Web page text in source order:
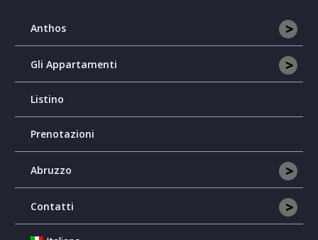
>
Anthos
>
Gli Appartamenti
Listino
Prenotazioni
>
Abruzzo
>
Contatti